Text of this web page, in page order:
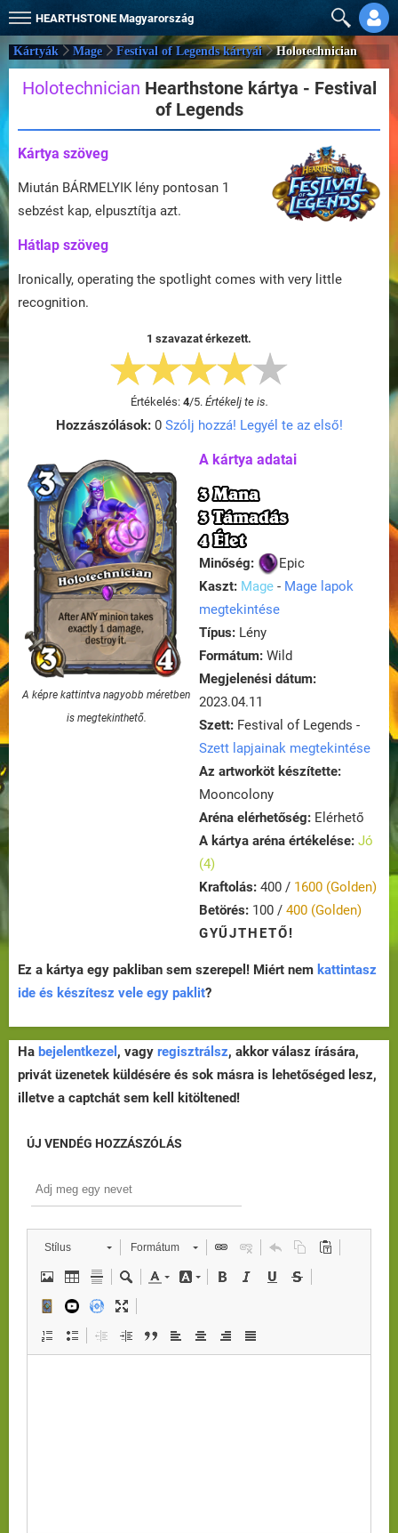
HEARTHSTONE Magyarország
Kártyák Mage Festival of Legends kártyái Holotechnician
Holotechnician Hearthstone kártya - Festival
of Legends
Kártya szöveg
Miután BÁRMELYIK lény pontosan 1
sebzést kap, elpusztítja azt.
Hátlap szöveg
Ironically, operating the spotlight comes with very little
recognition.
1 szavazat érkezett.
Értékelés: 4/5. Értékelj te is.
Hozzászólások:0 Szólj hozzá! Legyél te az első!
A képre kattintva nagyobb méretben
is megtekinthető.
A kártya adatai
3 Mana
3 Támadás
4 Élet
Minőség:
Epic
Kaszt: Mage - Mage lapok
megtekintése
Típus: Lény
Formátum: Wild
Megjelenési dátum:
2023.04.11
Szett: Festival of Legends -
Szett lapjainak megtekintése
Az artworköt készítette:
Mooncolony
Aréna elérhetőség: Elérhető
A kártya aréna értékelése: Jó
(4)
Kraftolás: 400 / 1600 (Golden)
Betörés: 100 / 400 (Golden)
GYŰJTHETŐ!
Ez a kártya egy pakliban sem szerepel! Miért nem kattintasz
ide és készítesz vele egy paklit?
Ha bejelentkezel , vagy regisztrálsz, akkor válasz írására,
privát üzenetek küldésére és sok másra is lehetőséged lesz,
illetve a captchát sem kell kitöltened!
ÚJ VENDÉG HOZZÁSZÓLÁS
Stílus Formátum